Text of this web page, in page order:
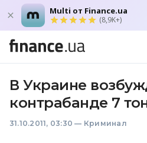
Multi от Finance.ua
(8,9K+)
В Украине
контрабанде 7
31.10.2011, 03:30 — Криминал